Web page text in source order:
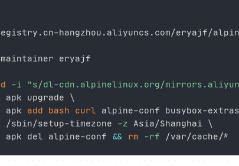
registry.cn-hangzhou.aliyuncs.com/eryajf/
maintainer eryajf
-i "s/dl-cdn.alpinelinux.org/
apk upgrade \
apk add bash curl alpine-conf busybox-
/sbin/setup-timezone -z Asia/Shanghai \
apk del alpine-conf && rm -rf